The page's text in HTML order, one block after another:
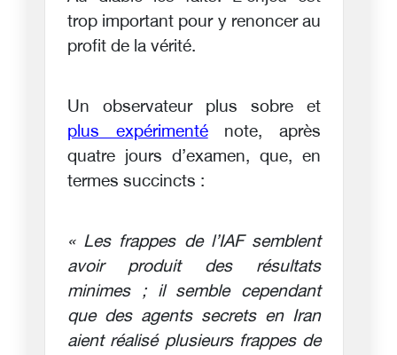
trop important pour y renoncer au
profit de la vérité.
Un observateur plus sobre et
plus expérimenténote, après
quatre jours d’examen, que, en
termes succincts :
« Les frappes de l’IAF semblent
avoir produit des résultats
minimes ; il semble cependant
que des agents secrets en Iran
aient réalisé plusieurs frappes de